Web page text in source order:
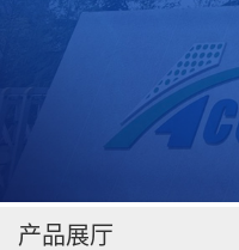
产品展厅